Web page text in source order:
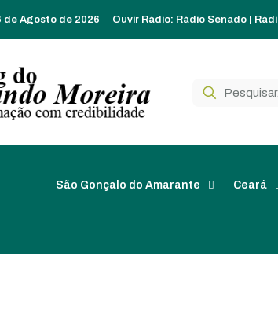
de Agosto de 2026 Ouvir Rádio: Rádio Senado
São Gonçalo do Amarante Ceará